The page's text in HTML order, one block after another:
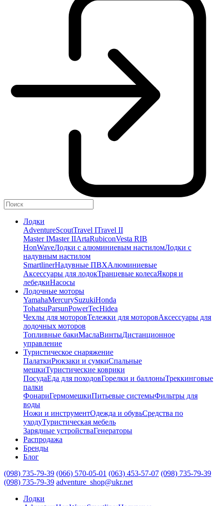
Лодки
AdventureScoutTravel ITravel II
Master IMaster IIArtaRubiconVesta RIB
HonWaveЛодки с алюминиевым настиломЛодки с
надувным настилом
SmartlinerНадувные ПВХАлюминиевые
Аксессуары для лодокТранцевые колесаЯкоря и
лебедкиНасосы
Лодочные моторы
YamahaMercurySuzukiHonda
TohatsuParsunPowerTecHidea
Чехлы для моторовТележки для моторовАксессуары для
лодочных моторов
Топливные бакиМаслаВинтыДистанционное
управление
Туристическое снаряжение
ПалаткиРюкзаки и сумкиСпальные
мешкиТуристические коврики
ПосудаЕда для походовГорелки и баллоныТреккинговые
палки
ФонариГермомешкиПитьевые системыФильтры для
воды
Ножи и инструментОдежда и обувьСредства по
уходуТуристическая мебель
Зарядные устройстваГенераторы
Распродажа
Бренды
Блог
(098) 735-79-39 (066) 570-05-01 (063) 453-57-07 (098) 735-79-39
(098) 735-79-39 adventure_shop@ukr.net
Лодки